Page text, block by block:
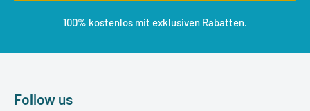
100% kostenlos mit exklusiven Rabatten.
Follow us